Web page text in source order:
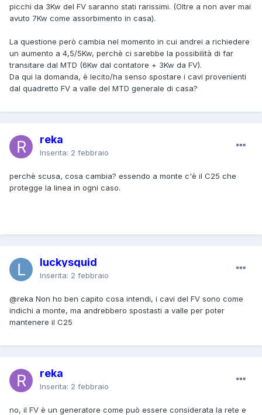
picchi da 3Kw del FV saranno stati rarissimi. (Oltre a non aver mai
avuto 7Kw come assorbimento in casa).
La questione però cambia nel momento in cui andrei a richiedere
un aumento a 4,5/5Kw, perchè ci sarebbe la possibilità di far
transitare dal MTD (6Kw dal contatore + 3Kw da FV).
Da qui la domanda, è lecito/ha senso spostare i cavi provenienti
dal quadretto FV a valle del MTD generale di casa?
reka
Inserita: 2 febbraio
perchè scusa, cosa cambia? essendo a monte c'è il C25 che
protegge la linea in ogni caso.
luckysquid
Inserita: 2 febbraio
@reka Non ho ben capito cosa intendi, i cavi del FV sono come
indichi a monte, ma andrebbero spostasti a valle per poter
mantenere il C25
reka
Inserita: 2 febbraio
no, il FV è un generatore come può essere considerata la rete e